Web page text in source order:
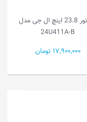
مانیتور 21.5
22U401A-B
15,000,000 تومان